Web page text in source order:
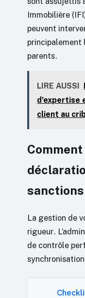
Immobilière
peuvent
principalement
parents.
LIRE AUSSI
d'expertise
client au
sanctions
La gestion de
rigueur.
de contrôle